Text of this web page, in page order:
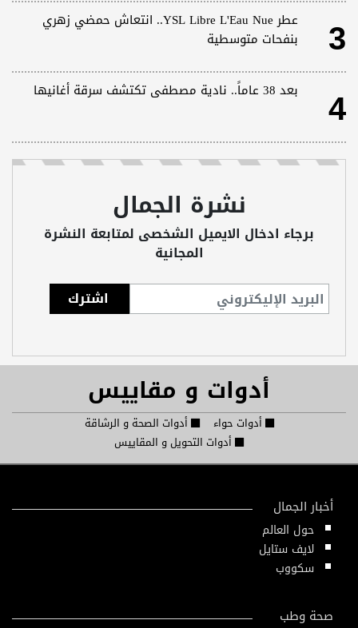
3
عطر YSL Libre L'Eau Nue.. انتعاش حمضي زهري
بنفحات متوسطية
4 بعد 38 عاماً.. نادية مصطفى تكتشف سرقة أغانيها
نشرة الجمال
برجاء ادخال الايميل الشخصى لمتابعة النشرة
المجانية
أدوات و مقاييس
أدوات حواء
أدوات الصحة و الرشاقة
أدوات التحويل و المقاييس
أخبار الجمال
حول العالم
لايف ستايل
سكووب
صحة وطب